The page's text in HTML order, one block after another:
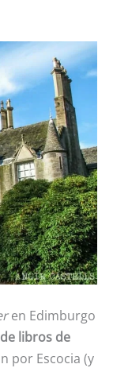
en Edimburgo
libros de
por Escocia (y